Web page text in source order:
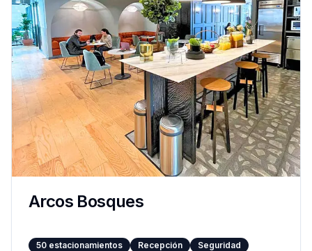
Arcos Bosques
50 estacionamientos Recepción Seguridad